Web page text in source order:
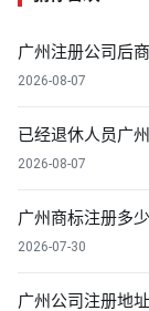
广州注册公司后
2026-08-07
已经退休人员广
2026-08-07
广州商标注册多
2026-07-30
广州公司注册地